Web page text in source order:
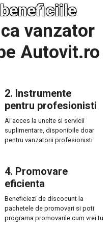
vanzator
Autovit.ro
2. Instrumente
pentru profesionisti
Ai acces la unelte si servicii
suplimentare, disponibile doar
pentru vanzatorii profesionisti
4. Promovare
eficienta
Beneficiezi de discocunt la
pachetele de promovari si poti
programa promovarile cum vrei tu